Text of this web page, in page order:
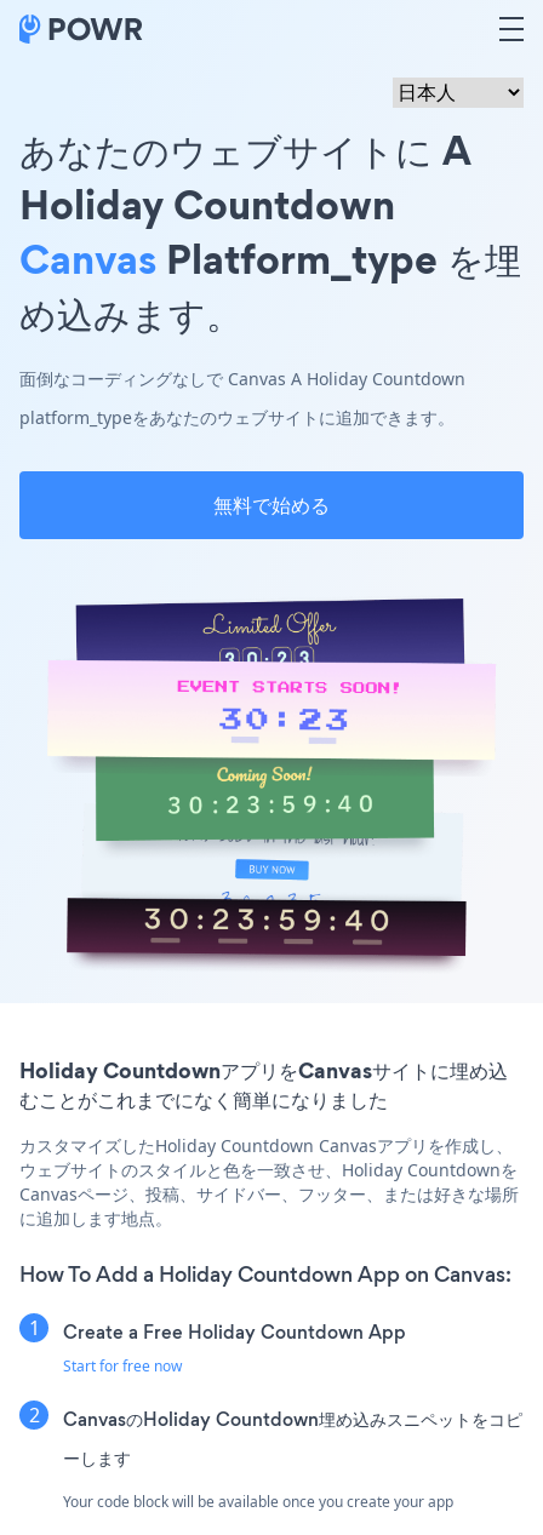
あなたのウェブサイトに A
Holiday Countdown
Canvas Platform_type を埋
め込みます。
面倒なコーディングなしで Canvas A Holiday Countdown
platform_typeをあなたのウェブサイトに追加できます。
無料で始める
Holiday CountdownアプリをCanvasサイトに埋め込
むことがこれまでになく簡単になりました
カスタマイズしたHoliday Countdown Canvasアプリを作成し、
ウェブサイトのスタイルと色を一致させ、Holiday Countdownを
Canvasページ、投稿、サイドバー、フッター、または好きな場所
に追加します地点。
How To Add a Holiday Countdown App on Canvas:
Create a Free Holiday Countdown App
Start for free now
CanvasのHoliday Countdown埋め込みスニペットをコピ
ーします
Your code block will be available once you create your app